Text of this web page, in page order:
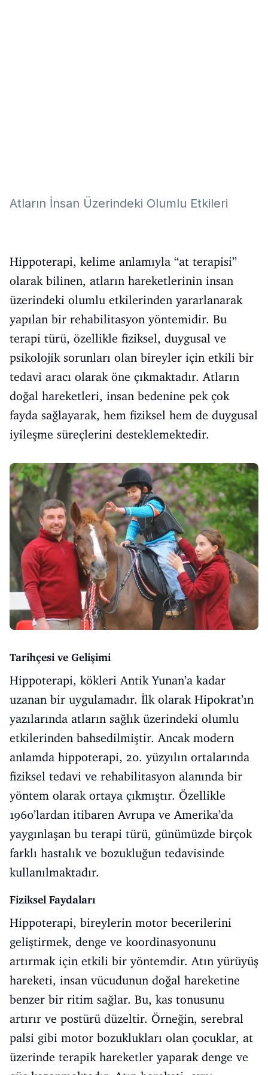
Atların İnsan Üzerindeki Olumlu Etkileri
Hippoterapi, kelime anlamıyla “at terapisi”
olarak bilinen, atların hareketlerinin insan
üzerindeki olumlu etkilerinden yararlanarak
yapılan bir rehabilitasyon yöntemidir. Bu
terapi türü, özellikle fiziksel, duygusal ve
psikolojik sorunları olan bireyler için etkili bir
tedavi aracı olarak öne çıkmaktadır. Atların
doğal hareketleri, insan bedenine pek çok
fayda sağlayarak, hem fiziksel hem de duygusal
iyileşme süreçlerini desteklemektedir.
Tarihçesi ve Gelişimi
Hippoterapi, kökleri Antik Yunan’a kadar
uzanan bir uygulamadır. İlk olarak Hipokrat’ın
yazılarında atların sağlık üzerindeki olumlu
etkilerinden bahsedilmiştir. Ancak modern
anlamda hippoterapi, 20. yüzyılın ortalarında
fiziksel tedavi ve rehabilitasyon alanında bir
yöntem olarak ortaya çıkmıştır. Özellikle
1960’lardan itibaren Avrupa ve Amerika’da
yaygınlaşan bu terapi türü, günümüzde birçok
farklı hastalık ve bozukluğun tedavisinde
kullanılmaktadır.
Fiziksel Faydaları
Hippoterapi, bireylerin motor becerilerini
geliştirmek, denge ve koordinasyonunu
artırmak için etkili bir yöntemdir. Atın yürüyüş
hareketi, insan vücudunun doğal hareketine
benzer bir ritim sağlar. Bu, kas tonusunu
artırır ve postürü düzeltir. Örneğin, serebral
palsi gibi motor bozuklukları olan çocuklar, at
üzerinde terapik hareketler yaparak denge ve